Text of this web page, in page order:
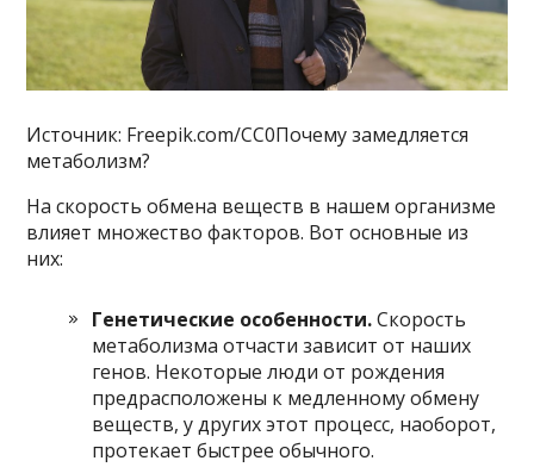
Источник: Freepik.com/CC0Почему замедляется
метаболизм?
На скорость обмена веществ в нашем организме
влияет множество факторов. Вот основные из
них:
Генетические особенности.Скорость
метаболизма отчасти зависит от наших
генов. Некоторые люди от рождения
предрасположены к медленному обмену
веществ, у других этот процесс, наоборот,
протекает быстрее обычного.